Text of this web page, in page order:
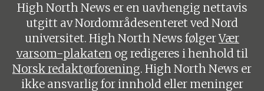
High North News er en uavhengig nettavis
utgitt av Nordområdesenteret ved Nord
universitet. High North News følgerVær
varsom-plakaten og redigeres i henhold til
Norsk redaktørforening. High North News er
ikke ansvarlig for innhold eller meninger